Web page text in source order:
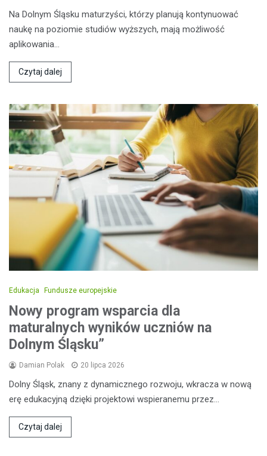
Na Dolnym Śląsku maturzyści, którzy planują kontynuować
naukę na poziomie studiów wyższych, mają możliwość
aplikowania…
Czytaj dalej
Edukacja Fundusze europejskie
Nowy program wsparcia dla
maturalnych wyników uczniów na
Dolnym Śląsku”
Damian Polak 20 lipca 2026
Dolny Śląsk, znany z dynamicznego rozwoju, wkracza w nową
erę edukacyjną dzięki projektowi wspieranemu przez…
Czytaj dalej